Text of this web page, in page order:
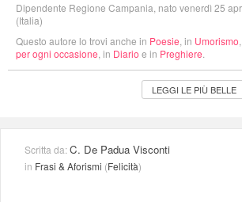
Dipendente Regione Campania, nato venerdì 25
(Italia)
Questo autore lo trovi anche in Poesie , in Umorismo
per ogni occasione , in Diario e in Preghiere
LEGGI LE PIÙ BELLE
Scritta da:C. De Padua Visconti
in Frasi & Aforismi (Felicità)